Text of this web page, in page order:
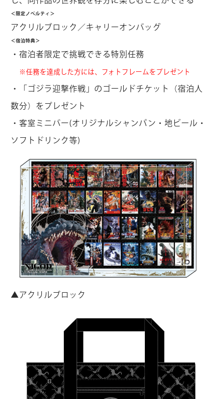
＜限定ノベルティ＞
アクリルブロック／キャリーオンバッグ
＜宿泊特典＞
・宿泊者限定で挑戦できる特別任務
※任務を達成した方には、フォトフレームをプレゼント
・「ゴジラ迎撃作戦」のゴールドチケット（宿泊人
数分）をプレゼント
・客室ミニバー(オリジナルシャンパン・地ビール・
ソフトドリンク等)
▲アクリルブロック